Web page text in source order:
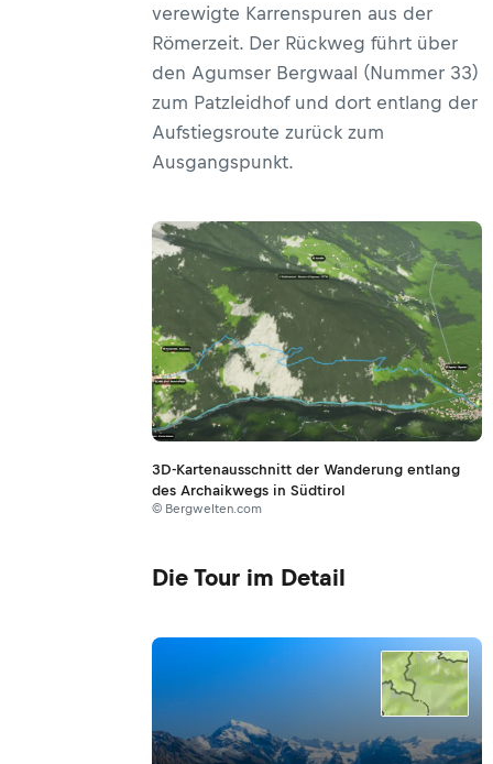
verewigte Karrenspuren aus der
Römerzeit. Der Rückweg führt über
den Agumser Bergwaal (Nummer 33)
zum Patzleidhof und dort entlang der
Aufstiegsroute zurück zum
Ausgangspunkt.
3D-Kartenausschnitt der Wanderung entlang
des Archaikwegs in Südtirol
© Bergwelten.com
Die Tour im Detail